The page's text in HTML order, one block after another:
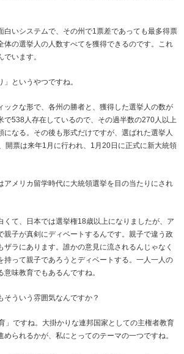
白いシステムで、その州で1票差であっても最多得票
体の選挙人の人数すべてを獲得できるのです。これ
います。
」というやつですね。
ックな形で、各州の勝者と、獲得した選挙人の数が
で538人存在しているので、その過半数の270人以上
になる。その後も形式だけですが、選ばれた選挙人
開票は来年1月に行われ、1月20日に正式に新大統領
アメリカ留学時代に大統領選挙を目の当たりにされ
くて、日本では選挙権18歳以上になりましたが、ア
親子が真剣にディベートするんです。親子で違う政
ザラにあります。誰かの意見に流されるんじゃなく
持って親子であろうとディベートする。一人一人の
味教育でもあるんですね。
そういう雰囲気なんですか？
」ですね。大掛かりな連邦国家としての主権者教育
られるかが、私にとってのテーマの一つですね。